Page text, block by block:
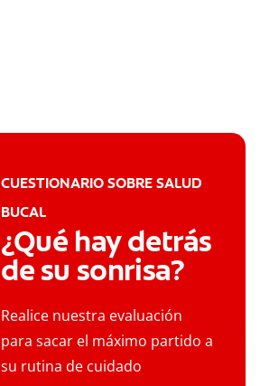
CUESTIONARIO SOBRE SALUD
BUCAL
¿Qué hay detrás
de su sonrisa?
Realice nuestra evaluación
para sacar el máximo partido a
su rutina de cuidado